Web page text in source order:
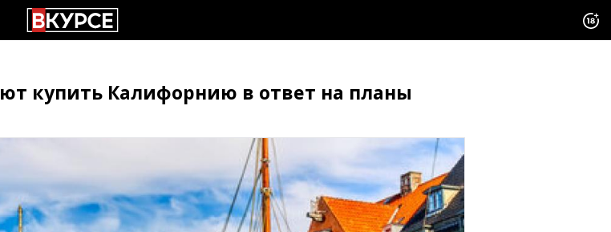
купить Калифорнию в ответ на планы